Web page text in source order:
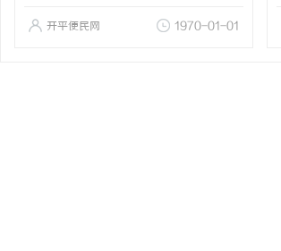
开平便民网 1970-01-01